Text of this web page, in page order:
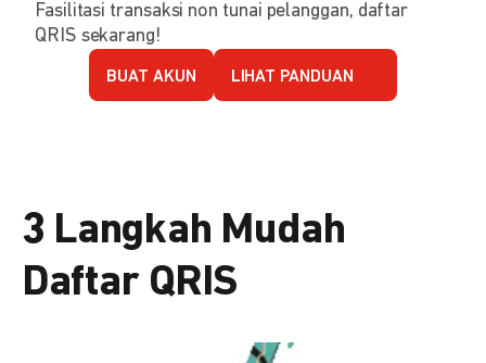
Fasilitasi transaksi non tunai pelanggan, daftar
QRIS sekarang!
BUAT AKUN LIHAT PANDUAN
3 Langkah Mudah
Daftar QRIS